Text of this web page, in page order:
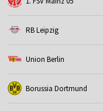
RB Leipzig
Union Berlin
Borussia Dortmund